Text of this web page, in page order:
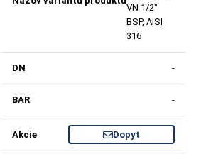
VN 1/2"
BSP, AISI
316
-
-
Dopyt